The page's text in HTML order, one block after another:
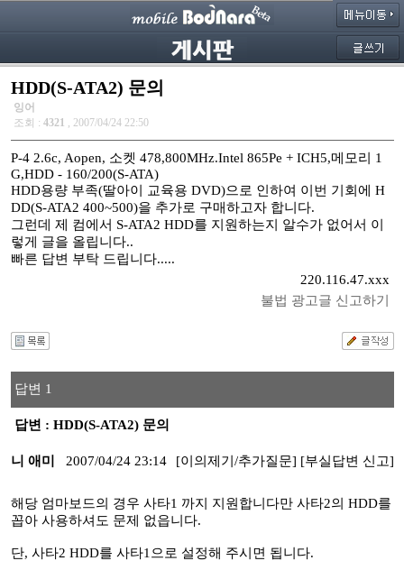
HDD(S-ATA2) 문의
잉어
조회 : 4321 , 2007/04/24 22:50
P-4 2.6c, Aopen, 소켓 478,800MHz.Intel 865Pe + ICH5,메모리 1
G,HDD - 160/200(S-ATA)
HDD용량 부족(딸아이 교육용 DVD)으로 인하여 이번 기회에 H
DD(S-ATA2 400~500)을 추가로 구매하고자 합니다.
그런데 제 컴에서 S-ATA2 HDD를 지원하는지 알수가 없어서 이
렇게 글을 올립니다..
빠른 답변 부탁 드립니다.....
220.116.47.xxx
불법 광고글 신고하기
답변 1
답변 : HDD(S-ATA2) 문의
니 애미 2007/04/24 23:14 [이의제기/추가질문] [부실답변 신고]
해당 엄마보드의 경우 사타1 까지 지원합니다만 사타2의 HDD를
꼽아 사용하셔도 문제 없읍니다.
단, 사타2 HDD를 사타1으로 설정해 주시면 됩니다.